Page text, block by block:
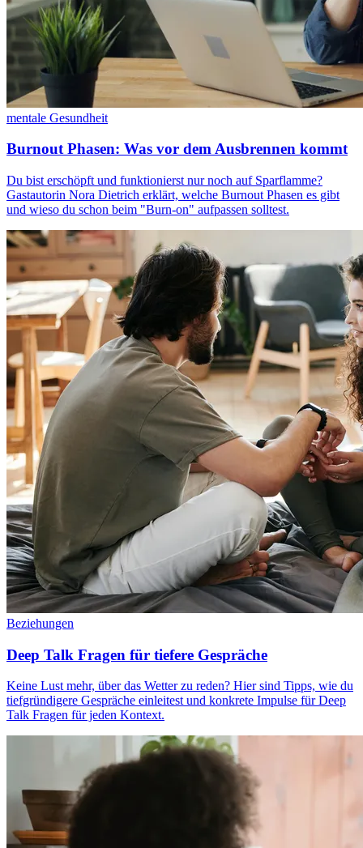
mentale Gesundheit
Burnout Phasen: Was vor dem Ausbrennen kommt
Du bist erschöpft und funktionierst nur noch auf Sparflamme?
Gastautorin Nora Dietrich erklärt, welche Burnout Phasen es gibt
und wieso du schon beim "Burn-on" aufpassen solltest.
Beziehungen
Deep Talk Fragen für tiefere Gespräche
Keine Lust mehr, über das Wetter zu reden? Hier sind Tipps, wie du
tiefgründigere Gespräche einleitest und konkrete Impulse für Deep
Talk Fragen für jeden Kontext.